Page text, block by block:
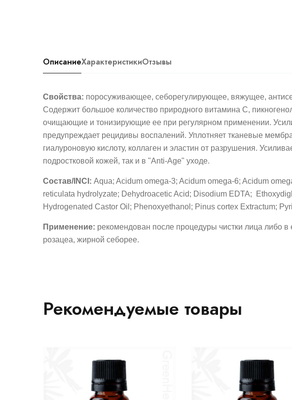
ОписаниеХарактеристикиОтзывы
Свойства: поросуживающее, себорегулирующее, вяжущее,
Содержит большое количество природного витамина С,
очищающие и тонизирующие ее при регулярном применении.
предупреждает рецидивы воспалений. Уплотняет тканевые
гиалуроновую кислоту, коллаген и эластин от разрушения.
подростковой кожей, так и в "Anti-Age" уходе.
Состав/INCI: Aqua; Acidum omega-3; Acidum omega-6; Acidum
reticulata hydrolyzate; Dehydroacetic Acid; Disodium EDTA;
Hydrogenated Castor Oil; Phenoxyethanol; Pinus cortex Extractum;
Применение: рекомендован после процедуры чистки лица либо
розацеа, жирной себорее.
Рекомендуемые товары